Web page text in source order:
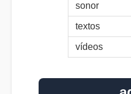
sonor
textos
vídeos